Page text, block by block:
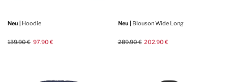
Neu | Hoodie
139.90 € 97.90 €
Neu | Blouson Wide Long
289.90 € 202.90 €